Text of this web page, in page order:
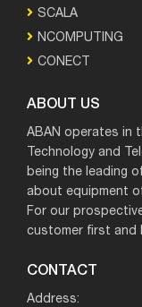
SCALA
NCOMPUTING
CONECT
ABOUT US
ABAN operates in
Technology and
being the leading
about equipment
For our
customer first and
CONTACT
Address: